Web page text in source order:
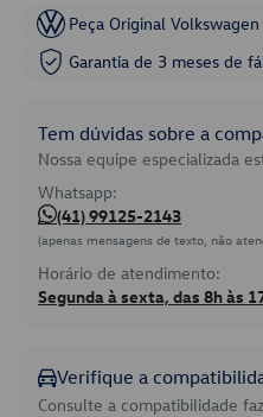
Peça Original Volkswagen
Garantia de 3 meses de
Tem dúvidas sobre a
Nossa equipe especializada
Whatsapp:
(41) 99125-2143
(apenas mensagens de texto, não
Horário de atendimento:
Segunda à sexta, das 8h às
Verifique a
Consulte a compatibilidade